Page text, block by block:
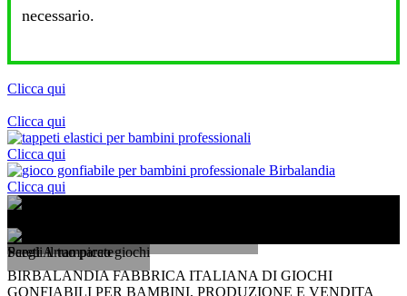
necessario.
Clicca qui
Clicca qui
Clicca qui
Clicca qui
Vuoi aprire una ludoteca o un parco giochi?
Scegli il tuo parco giochi
Pareti Arrampicate
BIRBALANDIA FABBRICA ITALIANA DI GIOCHI
GONFIABILI PER BAMBINI, PRODUZIONE E VENDITA